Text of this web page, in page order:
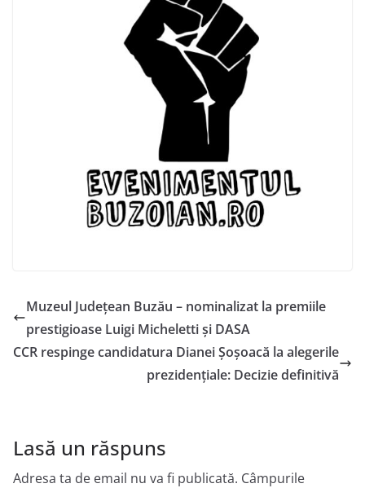
Muzeul Județean Buzău – nominalizat la premiile
prestigioase Luigi Micheletti și DASA
CCR respinge candidatura Dianei Șoșoacă la alegerile
prezidențiale: Decizie definitivă
Lasă un răspuns
Adresa ta de email nu va fi publicată. Câmpurile